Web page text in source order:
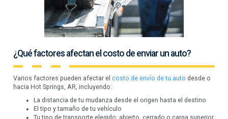
¿Qué factores afectan el costo de enviar un auto?
Varios factores pueden afectar elcosto de envío de tu auto desde o
hacia Hot Springs, AR, incluyendo:
La distancia de tu mudanza desde el origen hasta el destino
El tipo y tamaño de tu vehículo
Tu tipo de transporte elegido: abierto, cerrado o carga superior